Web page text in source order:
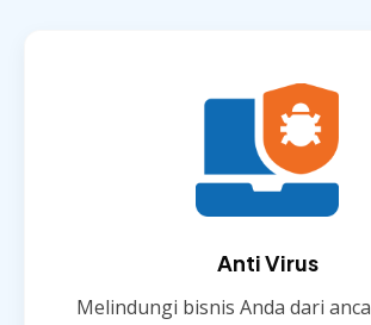
Anti Virus
Melindungi bisnis Anda dari